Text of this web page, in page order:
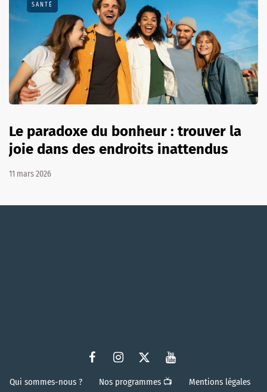
SANTÉ
Le paradoxe du bonheur : trouver la
joie dans des endroits inattendus
11 mars 2026
Qui sommes-nous ? Nos programmes 📺
Mentions légales